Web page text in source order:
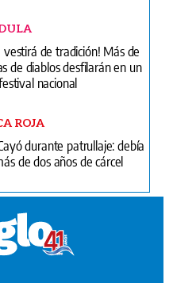
vestirá de tradición! Más de
de diablos desfilarán en un
nacional
ROJA
durante patrullaje: debía
de dos años de cárcel